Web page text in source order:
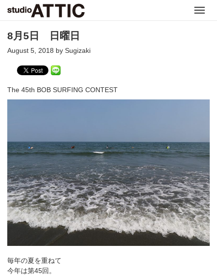
8月5日 日曜日
August 5, 2018 by Sugizaki
The 45th BOB SURFING CONTEST
毎年の夏を重ねて
今年は第45回。